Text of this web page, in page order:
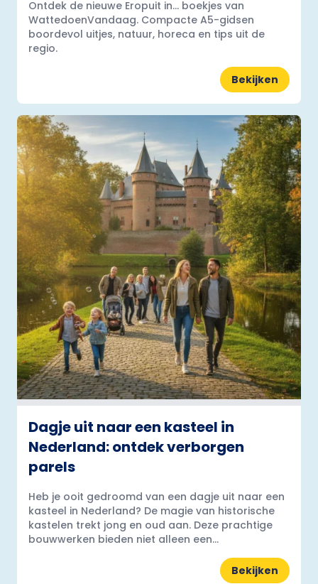
Ontdek de nieuwe Eropuit in... boekjes van
WattedoenVandaag. Compacte A5-gidsen
boordevol uitjes, natuur, horeca en tips uit de
regio.
Bekijken
Dagje uit naar een kasteel in
Nederland: ontdek verborgen
parels
Heb je ooit gedroomd van een dagje uit naar een
kasteel in Nederland? De magie van historische
kastelen trekt jong en oud aan. Deze prachtige
bouwwerken bieden niet alleen een...
Bekijken